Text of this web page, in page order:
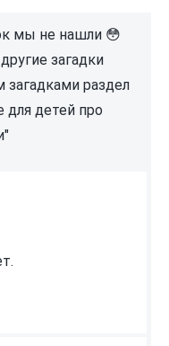
мы не нашли 😳
загадки
раздел
детей про